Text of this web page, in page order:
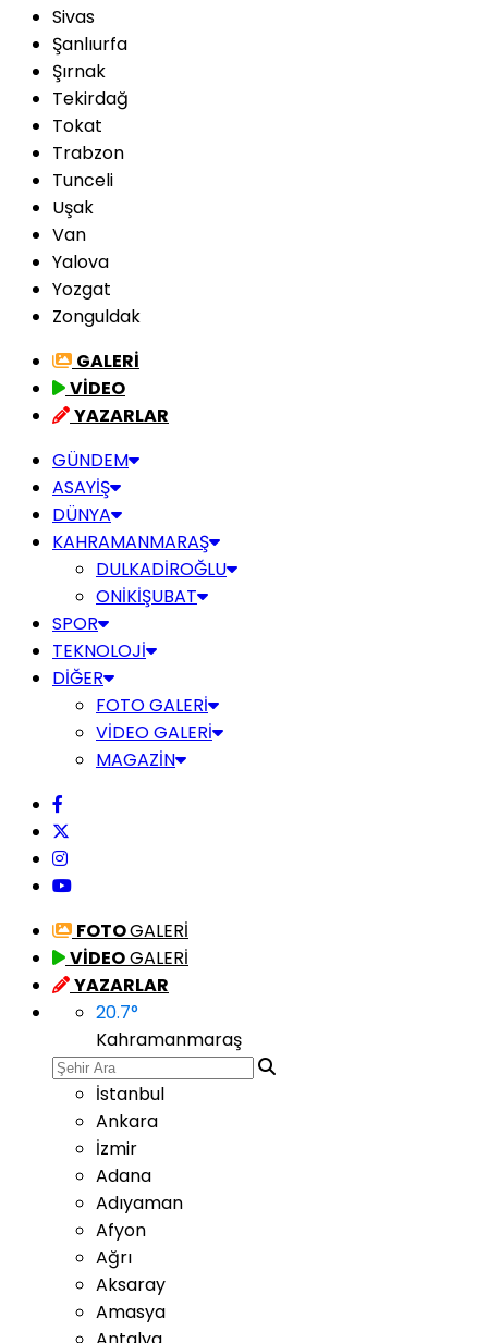
Sivas
Şanlıurfa
Şırnak
Tekirdağ
Tokat
Trabzon
Tunceli
Uşak
Van
Yalova
Yozgat
Zonguldak
GALERİ
VİDEO
YAZARLAR
GÜNDEM
ASAYİŞ
DÜNYA
KAHRAMANMARAŞ
DULKADİROĞLU
ONİKİŞUBAT
SPOR
TEKNOLOJİ
DİĞER
FOTO GALERİ
VİDEO GALERİ
MAGAZİN
FOTOGALERİ
VİDEOGALERİ
YAZARLAR
20.7°
Kahramanmaraş
İstanbul
Ankara
İzmir
Adana
Adıyaman
Afyon
Ağrı
Aksaray
Amasya